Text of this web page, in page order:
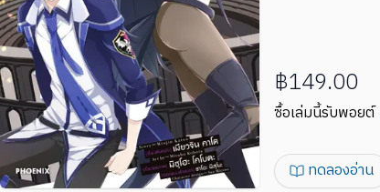
฿149.00
ซื้อเล่มนี้รับพอยต์
ทดลองอ่าน